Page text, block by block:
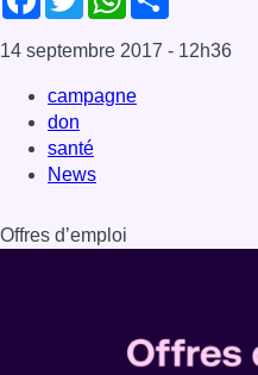
14 septembre 2017 - 12h36
campagne
don
santé
News
Offres d’emploi